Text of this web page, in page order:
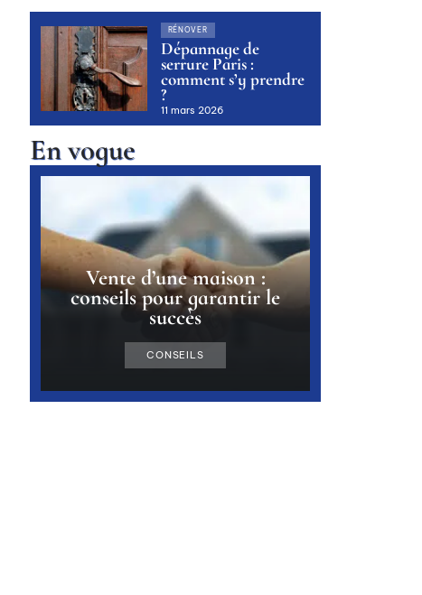
RÉNOVER
Dépannage de
serrure Paris :
comment s’y prendre
?
11 mars 2026
En vogue
Vente d’une maison :
conseils pour garantir le
succès
CONSEILS